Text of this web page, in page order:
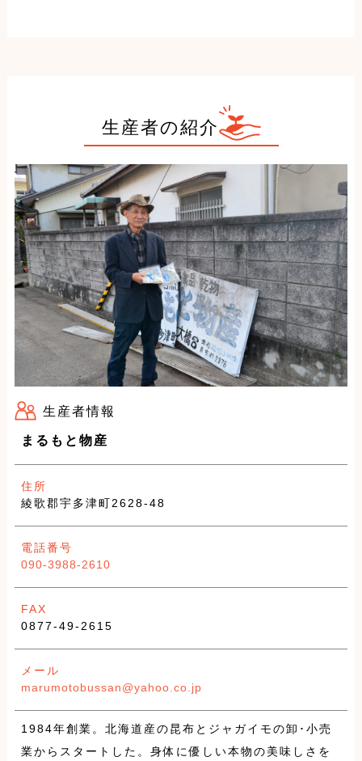
生産者の紹介
生産者情報
まるもと物産
住所
綾歌郡宇多津町2628-48
電話番号
090-3988-2610
FAX
0877-49-2615
メール
marumotobussan@yahoo.co.jp
1984年創業。北海道産の昆布とジャガイモの卸･小売
業からスタートした。身体に優しい本物の美味しさを